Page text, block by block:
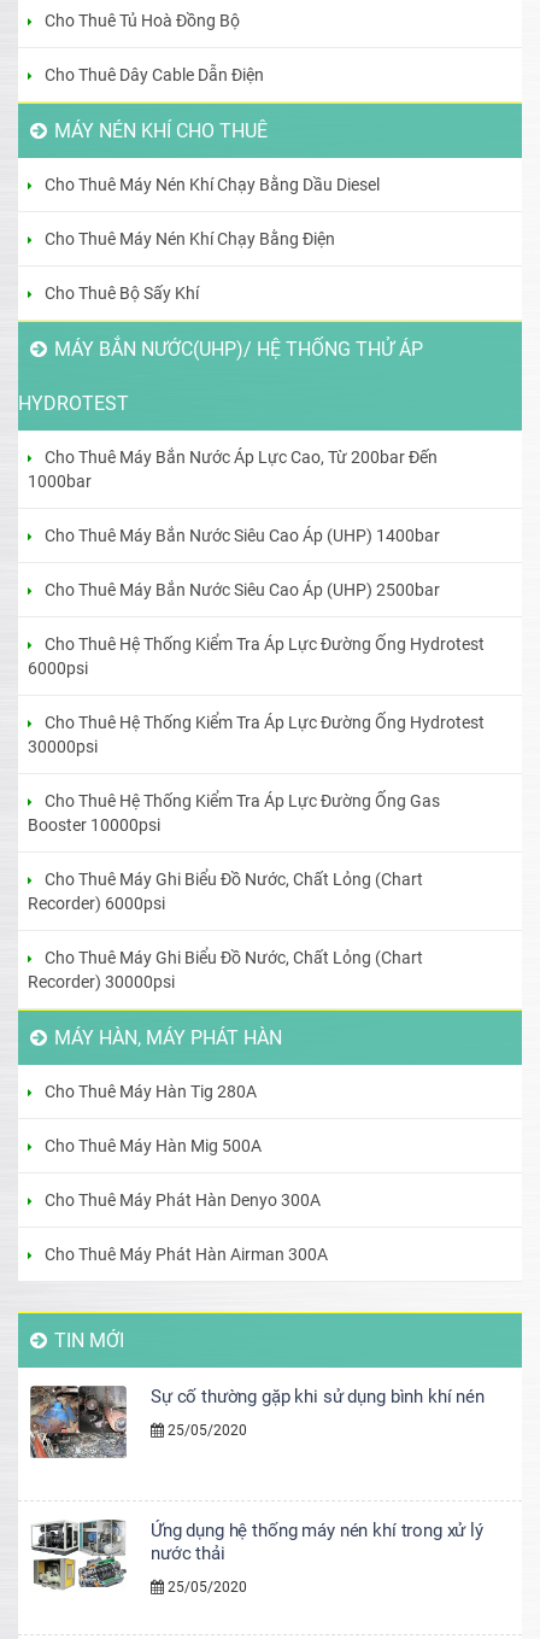
Cho Thuê Tủ Hoà Đồng Bộ
Cho Thuê Dây Cable Dẫn Điện
MÁY NÉN KHÍ CHO THUÊ
Cho Thuê Máy Nén Khí Chạy Bằng Dầu Diesel
Cho Thuê Máy Nén Khí Chạy Bằng Điện
Cho Thuê Bộ Sấy Khí
MÁY BẮN NƯỚC(UHP)/ HỆ THỐNG THỬ ÁP
HYDROTEST
Cho Thuê Máy Bắn Nước Áp Lực Cao, Từ 200bar Đến
1000bar
Cho Thuê Máy Bắn Nước Siêu Cao Áp (UHP) 1400bar
Cho Thuê Máy Bắn Nước Siêu Cao Áp (UHP) 2500bar
Cho Thuê Hệ Thống Kiểm Tra Áp Lực Đường Ống Hydrotest
6000psi
Cho Thuê Hệ Thống Kiểm Tra Áp Lực Đường Ống Hydrotest
30000psi
Cho Thuê Hệ Thống Kiểm Tra Áp Lực Đường Ống Gas
Booster 10000psi
Cho Thuê Máy Ghi Biểu Đồ Nước, Chất Lỏng (Chart
Recorder) 6000psi
Cho Thuê Máy Ghi Biểu Đồ Nước, Chất Lỏng (Chart
Recorder) 30000psi
MÁY HÀN, MÁY PHÁT HÀN
Cho Thuê Máy Hàn Tig 280A
Cho Thuê Máy Hàn Mig 500A
Cho Thuê Máy Phát Hàn Denyo 300A
Cho Thuê Máy Phát Hàn Airman 300A
TIN MỚI
Sự cố thường gặp khi sử dụng bình khí nén
25/05/2020
Ứng dụng hệ thống máy nén khí trong xử lý
nước thải
25/05/2020